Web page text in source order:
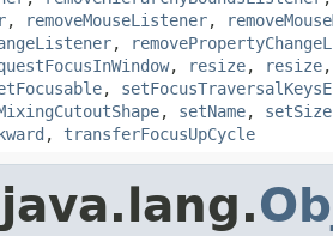
, removeMouseListener,
,
, resize, resize
,
, setName, setSize
, transferFocusUpCycle
java.lang.